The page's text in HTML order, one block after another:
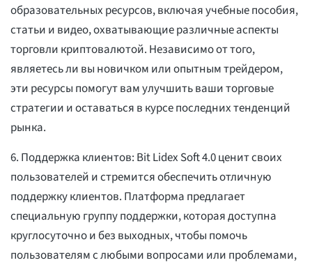
образовательных ресурсов, включая учебные пособия,
статьи и видео, охватывающие различные аспекты
торговли криптовалютой. Независимо от того,
являетесь ли вы новичком или опытным трейдером,
эти ресурсы помогут вам улучшить ваши торговые
стратегии и оставаться в курсе последних тенденций
рынка.
6. Поддержка клиентов: Bit Lidex Soft 4.0 ценит своих
пользователей и стремится обеспечить отличную
поддержку клиентов. Платформа предлагает
специальную группу поддержки, которая доступна
круглосуточно и без выходных, чтобы помочь
пользователям с любыми вопросами или проблемами,